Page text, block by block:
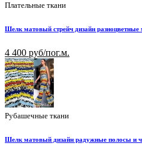
Плательные ткани
Шелк матовый стрейч дизайн разноцветные
4 400 руб/пог.м.
Рубашечные ткани
Шелк матовый дизайн радужные полосы и